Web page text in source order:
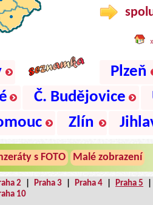
Plzeň
Č. Budějovice
Zlín
s FOTO Malé zobrazení
2 Praha 3 Praha 4 Praha 5
10